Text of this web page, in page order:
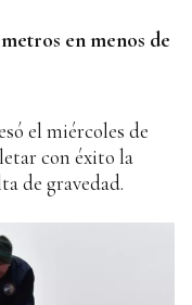
en menos de
el miércoles de
con éxito la
de gravedad.